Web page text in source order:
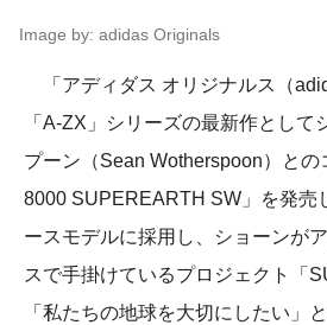
Image by: adidas Originals
「アディダス オリジナルス（
「A-ZX」シリーズの最新作として
プーン（Sean Wotherspoon）との
8000 SUPEREARTH SW」を発売
ースモデルに採用し、ショーンが
スで手掛けているプロジェクト「
「私たちの地球を大切にしたい」